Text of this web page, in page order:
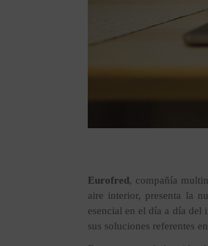
Eurofred, compañía
aire interior, presenta la
esencial en el día a día del
sus soluciones referentes